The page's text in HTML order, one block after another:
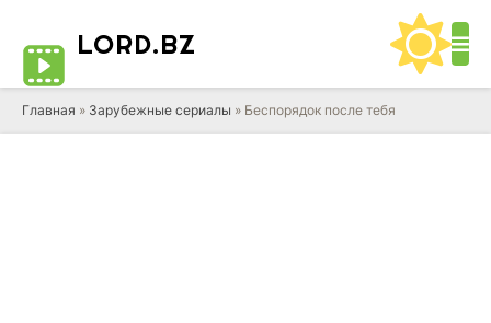
LORD.BZ
Главная » Зарубежные сериалы » Беспорядок после тебя